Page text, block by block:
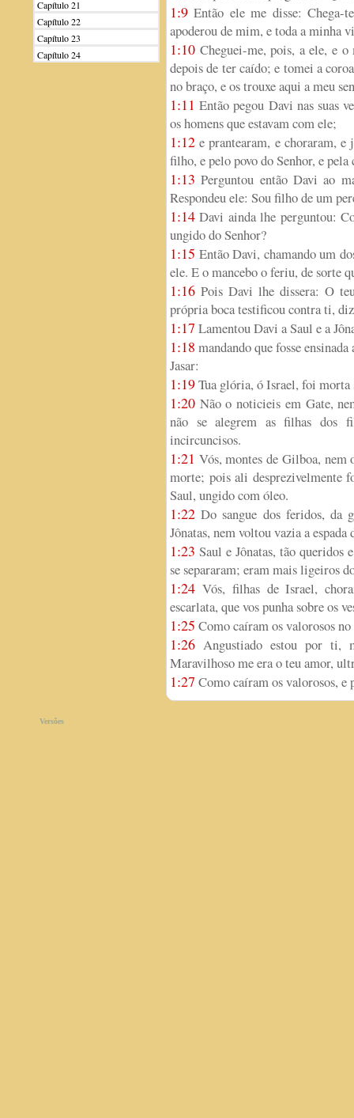
Capítulo 21
Capítulo 22
Capítulo 23
Capítulo 24
1:9 Então ele me disse:
apoderou de mim, e toda a minha
1:10 Cheguei-me, pois, a ele, e
depois de ter caído; e tomei a
no braço, e os trouxe aqui a meu
1:11 Então pegou Davi nas suas
os homens que estavam com ele;
1:12 e prantearam, e choraram, e
filho, e pelo povo do Senhor, e
1:13 Perguntou então Davi ao
Respondeu ele: Sou filho de um
1:14 Davi ainda lhe perguntou:
ungido do Senhor?
1:15 Então Davi, chamando um
ele. E o mancebo o feriu, de sorte
1:16 Pois Davi lhe dissera: O
própria boca testificou contra ti,
1:17 Lamentou Davi a Saul e a
1:18 mandando que fosse
Jasar:
1:19Tua glória, ó Israel, foi morta
1:20 Não o noticieis em Gate,
não se alegrem as filhas dos
incircuncisos.
1:21 Vós, montes de Gilboa, nem
morte; pois ali desprezivelmente
Saul, ungido com óleo.
1:22 Do sangue dos feridos, da
Jônatas, nem voltou vazia a espada
1:23 Saul e Jônatas, tão queridos
se separaram; eram mais ligeiros
1:24 Vós, filhas de Israel,
escarlata, que vos punha sobre os
1:25 Como caíram os valorosos
1:26 Angustiado estou por ti,
Maravilhoso me era o teu amor,
1:27 Como caíram os valorosos, e
Versões